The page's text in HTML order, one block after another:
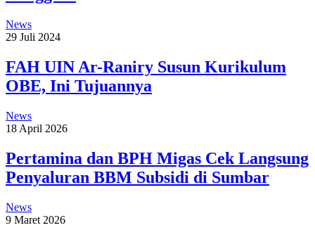
News
29 Juli 2024
FAH UIN Ar-Raniry Susun Kurikulum
OBE, Ini Tujuannya
News
18 April 2026
Pertamina dan BPH Migas Cek Langsung
Penyaluran BBM Subsidi di Sumbar
News
9 Maret 2026